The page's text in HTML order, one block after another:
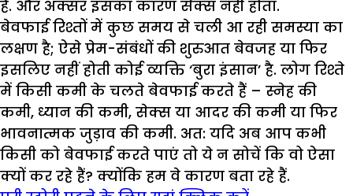
हैं. और अक्सर इसका कारण सेक्स नहीं होता.
बेवफाई रिश्तों में कुछ समय से चली आ रही समस्या का
लक्षण है; ऐसे प्रेम-संबंधों की शुरुआत बेवजह या फिर
इसलिए नहीं होती कोई व्यक्ति ‘बुरा इंसान’ है. लोग रिश्ते
में किसी कमी के चलते बेवफाई करते हैं – स्नेह की
कमी, ध्यान की कमी, सेक्स या आदर की कमी या फिर
भावनात्मक जुड़ाव की कमी. अत: यदि अब आप कभी
किसी को बेवफाई करते पाएं तो ये न सोचें कि वो ऐसा
क्यों कर रहे हैं? क्योंकि हम वे कारण बता रहे हैं.